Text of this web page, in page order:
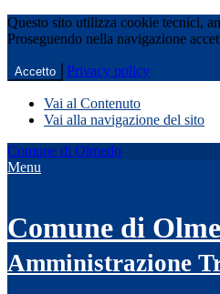
Questo sito utilizza cookie tecnici,
Proseguendo nella navigazione
Accetto Privacy policy
Vai al Contenuto
Vai alla navigazione del sito
Comune di Olmedo
Menu
Comune di
Amministrazione